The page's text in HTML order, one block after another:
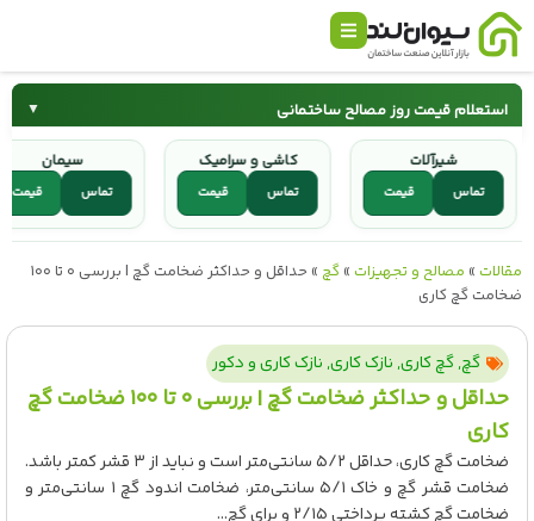
استعلام قیمت روز مصالح ساختمانی ▼
سیمان میلگرد
کاشی و سرامیک شیرآلات
سیمان
تماس
کاشی و سرامیک
تماس
شیرآلات
تماس
مقالات » مصالح و تجهیزات » گچ »
حداقل و حداکثر ضخامت گچ | بررسی ۰ تا ۱۰۰
ضخامت گچ‌ کاری
گچ,گچ کاری,نازک کاری,نازک کاری و دکور
حداقل و حداکثر ضخامت گچ | بررسی ۰ تا ۱۰۰ ضخامت گچ‌
کاری
ضخامت گچ‌ کاری، حداقل ۵/۲ سانتی‌متر است و نباید از ۳ قشر کمتر باشد.
ضخامت قشر گچ و خاک ۵/۱ سانتی‌متر، ضخامت اندود گچ ۱ سانتی‌متر و
ضخامت گچ کشته پرداختی ۲/۱۵ و برای گچ...